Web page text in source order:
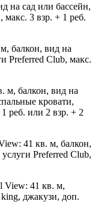
на сад или бассейн,
макс. 3 взр. + 1 реб.
балкон, вид на
Preferred Club, макс.
м, балкон, вид на
кровати,
реб. или 2 взр. + 2
: 41 кв. м, балкон,
Preferred Club,
View: 41 кв. м,
джакузи, доп.